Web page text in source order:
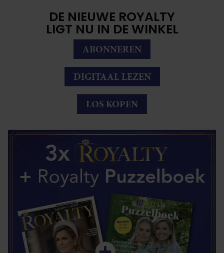
DE NIEUWE ROYALTY
LIGT NU IN DE WINKEL
ABONNEREN
DIGITAAL LEZEN
LOS KOPEN